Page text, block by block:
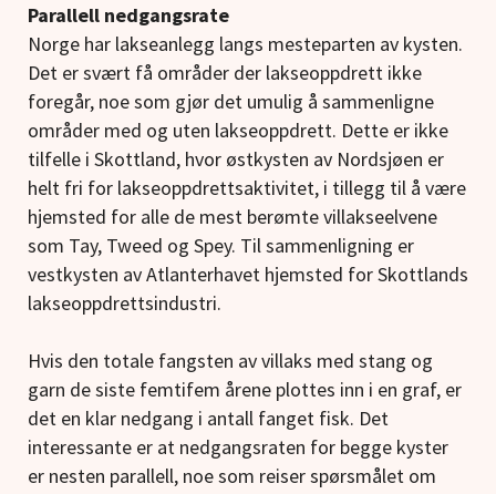
Parallell nedgangsrate
Norge har lakseanlegg langs mesteparten av kysten.
Det er svært få områder der lakseoppdrett ikke
foregår, noe som gjør det umulig å sammenligne
områder med og uten lakseoppdrett. Dette er ikke
tilfelle i Skottland, hvor østkysten av Nordsjøen er
helt fri for lakseoppdrettsaktivitet, i tillegg til å være
hjemsted for alle de mest berømte villakseelvene
som Tay, Tweed og Spey. Til sammenligning er
vestkysten av Atlanterhavet hjemsted for Skottlands
lakseoppdrettsindustri.
Hvis den totale fangsten av villaks med stang og
garn de siste femtifem årene plottes inn i en graf, er
det en klar nedgang i antall fanget fisk. Det
interessante er at nedgangsraten for begge kyster
er nesten parallell, noe som reiser spørsmålet om